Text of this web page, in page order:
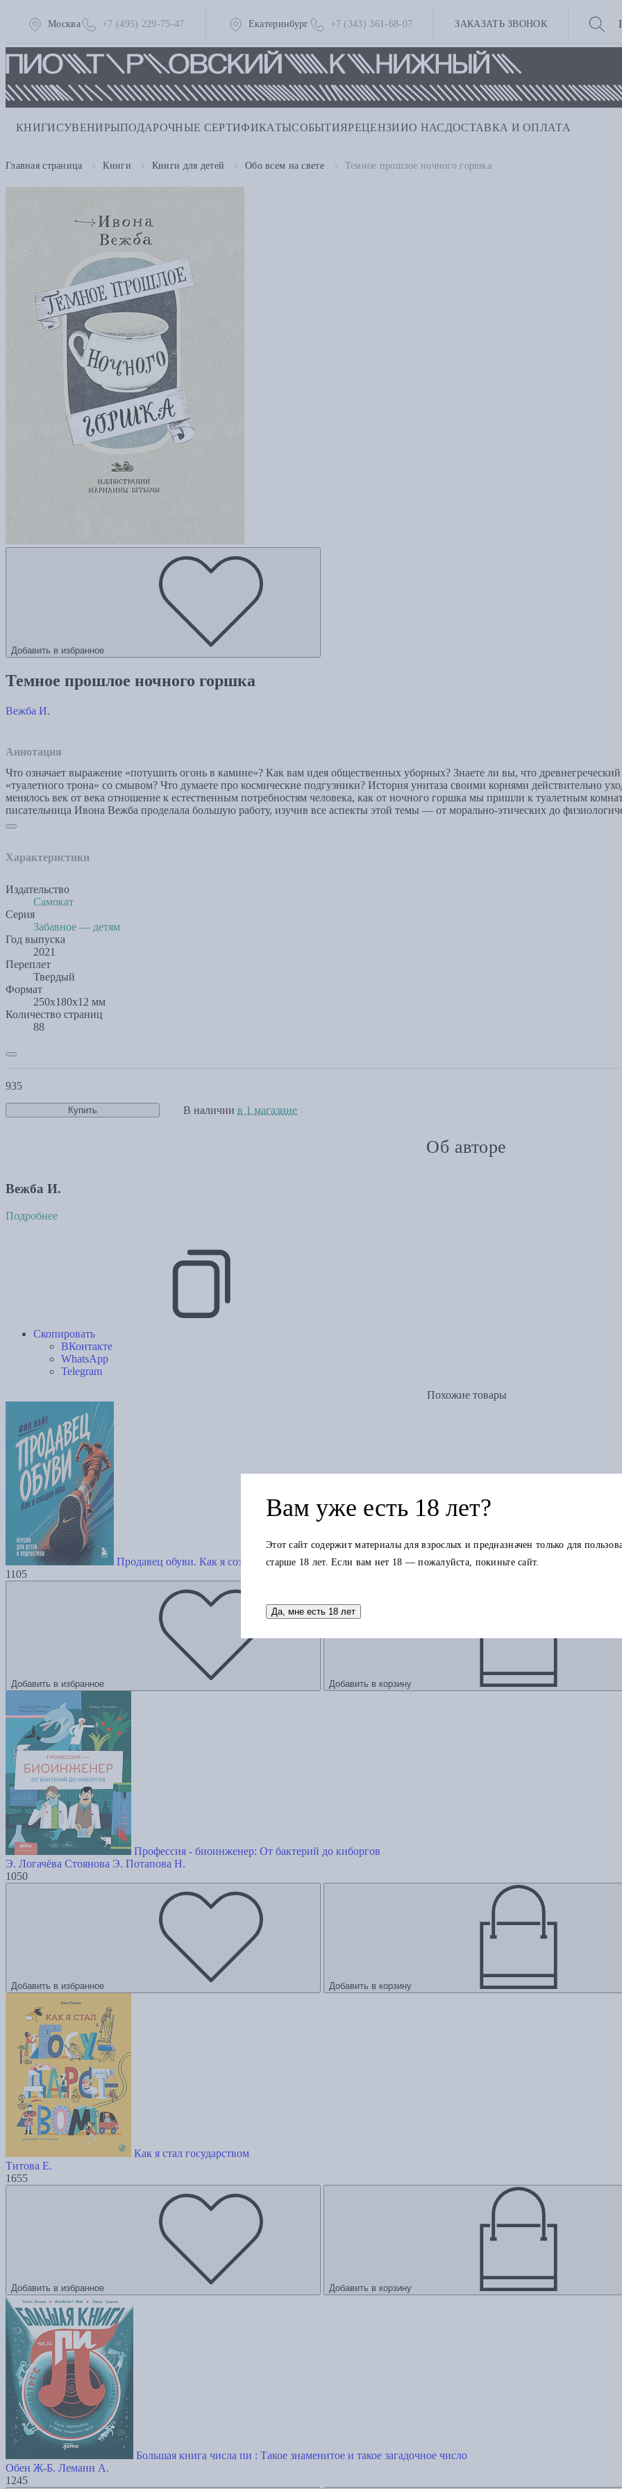
Москва +7 (495) 229-75-47 Екатеринбург +7 (343) 361-68-07 ЗАКАЗАТЬ ЗВОНОК
КНИГИСУВЕНИРЫПОДАРОЧНЫЕ СЕРТИФИКАТЫСОБЫТИЯРЕЦЕНЗИИО НАС ДОСТАВКА И ОПЛАТА
Главная страница Книги Книги для детей Обо всем на свете Темное прошлое ночного горшка
Добавить в избранное
Темное прошлое ночного горшка
Вежба И.
Аннотация
Что означает выражение «потушить огонь в камине»? Как вам идея общественных уборных? Знаете ли вы, что
«туалетного трона» со смывом? Что думаете про космические подгузники? История унитаза своими корнями действительно
менялось век от века отношение к естественным потребностям человека, как от ночного горшка мы пришли к туалетным
писательница Ивона Вежба проделала большую работу, изучив все аспекты этой темы — от морально-этических до
Характеристики
Издательство
Самокат
Серия
Забавное — детям
Год выпуска
2021
Переплет
Твердый
Формат
250x180x12 мм
Количество страниц
88
935
Купить В наличии в 1 магазине
Об авторе
Вежба И.
Подробнее
Скопировать
ВКонтакте
WhatsApp
Telegram
Похожие товары
Продавец обуви. Как я создал Nike. Версия для детей и подростков
1105
Добавить в избранное Добавить в корзину
Профессия - биоинженер: От бактерий до киборгов
Э. Логачёва Стоянова Э. Потапова Н.
1050
Добавить в избранное Добавить в корзину
Как я стал государством
Титова Е.
1655
Добавить в избранное Добавить в корзину
Большая книга числа пи : Такое знаменитое и такое загадочное число
Обен Ж-Б. Леманн А.
1245
Вам уже есть 18 лет?
Этот сайт содержит материалы для взрослых и предназначен только для
старше 18 лет. Если вам нет 18 — пожалуйста, покиньте сайт.
Да, мне есть 18 лет